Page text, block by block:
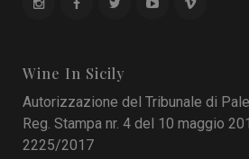
Wine In Sicily
Autorizzazione del Tribunale di
Reg. Stampa nr. 4 del 10 maggio
2225/2017